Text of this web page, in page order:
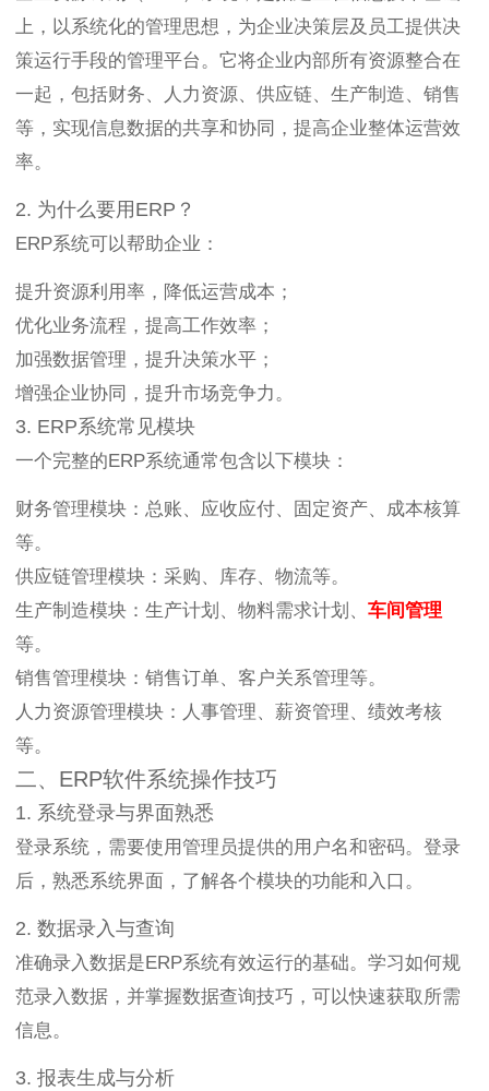
上，以系统化的管理思想，为企业决策层及员工提供决
策运行手段的管理平台。它将企业内部所有资源整合在
一起，包括财务、人力资源、供应链、生产制造、销售
等，实现信息数据的共享和协同，提高企业整体运营效
率。
2. 为什么要用ERP？
ERP系统可以帮助企业：
提升资源利用率，降低运营成本；
优化业务流程，提高工作效率；
加强数据管理，提升决策水平；
增强企业协同，提升市场竞争力。
3. ERP系统常见模块
一个完整的ERP系统通常包含以下模块：
财务管理模块：总账、应收应付、固定资产、成本核算
等。
供应链管理模块：采购、库存、物流等。
生产制造模块：生产计划、物料需求计划、 车间管理
等。
销售管理模块：销售订单、客户关系管理等。
人力资源管理模块：人事管理、薪资管理、绩效考核
等。
二、ERP软件系统操作技巧
1. 系统登录与界面熟悉
登录系统，需要使用管理员提供的用户名和密码。登录
后，熟悉系统界面，了解各个模块的功能和入口。
2. 数据录入与查询
准确录入数据是ERP系统有效运行的基础。学习如何规
范录入数据，并掌握数据查询技巧，可以快速获取所需
信息。
3. 报表生成与分析